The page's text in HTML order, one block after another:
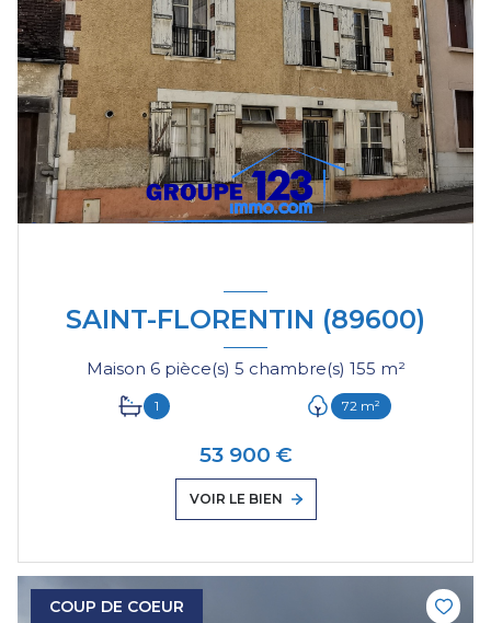
SAINT-FLORENTIN (89600)
Maison 6 pièce(s) 5 chambre(s) 155 m²
1 72 m²
53 900 €
VOIR LE BIEN
COUP DE COEUR